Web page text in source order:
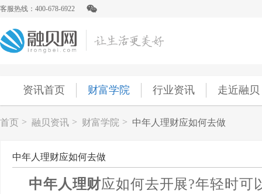
客服热线：400-678-6922
资讯首页 财富学院 行业资讯 走近融贝
首页 > 融贝资讯 > 财富学院 > 中年人理财应如何去做
中年人理财应如何去做
中年人理财应如何去开展?年轻时可